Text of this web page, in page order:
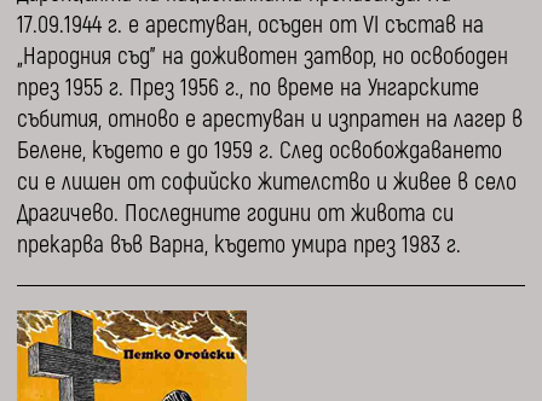
17.09.1944 г. е арестуван, осъден от VI състав на
„Народния съд” на доживотен затвор, но освободен
през 1955 г. През 1956 г., по време на Унгарските
събития, отново е арестуван и изпратен на лагер в
Белене, където е до 1959 г. След освобождаването
си е лишен от софийско жителство и живее в сeло
Драгичево. Последните години от живота си
прекарва във Варна, където умира през 1983 г.